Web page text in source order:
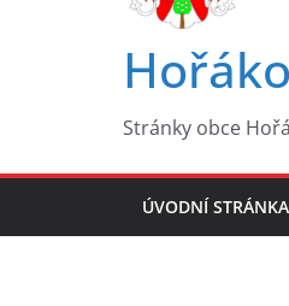
Stránky obce
ÚVODNÍ STRÁNKA